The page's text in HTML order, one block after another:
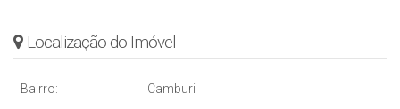
Localização do Imóvel
Bairro: Camburi